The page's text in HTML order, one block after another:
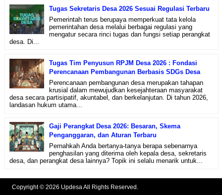
Tugas Sekretaris Desa 2026 Sesuai Regulasi Terbaru
Pemerintah terus berupaya memperkuat tata kelola
pemerintahan desa melalui berbagai regulasi yang
mengatur secara rinci tugas dan fungsi setiap perangkat
desa. Di...
Tugas Tim Penyusun RPJM Desa 2026 : Fondasi
Perencanaan Pembangunan Berbasis SDGs Desa
Perencanaan pembangunan desa merupakan tahapan
krusial dalam mewujudkan kesejahteraan masyarakat
desa secara partisipatif, akuntabel, dan berkelanjutan. Di tahun 2026,
landasan hukum utama...
Gaji Perangkat Desa 2026: Besaran, Skema
Penganggaran, dan Aturan Terbaru
Pernahkah Anda bertanya-tanya berapa sebenarnya
penghasilan yang diterima oleh kepala desa, sekretaris
desa, dan perangkat desa lainnya? Topik ini selalu menarik untuk...
Copyright © 2026 Updesa All Rights Reserved.